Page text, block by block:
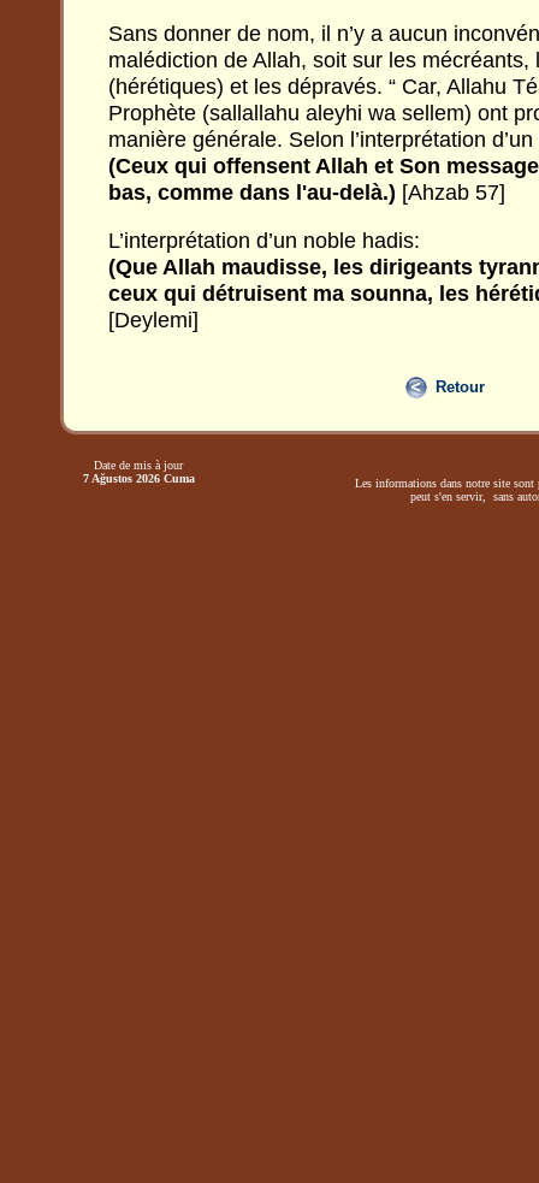
Sans donner de nom, il n’y a aucun
malédiction de Allah, soit sur les mécréants,
(hérétiques) et les dépravés. “ Car, Allahu
Prophète (sallallahu aleyhi wa sellem) ont
manière générale. Selon l’interprétation
(Ceux qui offensent Allah et Son
bas, comme dans l'au-delà.) [Ahzab 57]
L’interprétation d’un noble hadis:
(Que Allah maudisse, les dirigeants
ceux qui détruisent ma sounna, les
[Deylemi]
Retour
Date de mis à jour
7 Ağustos 2026 Cuma
Les informations dans notre site
peut s'en servir, sans